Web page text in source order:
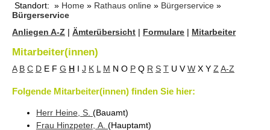
Standort: » Home » Rathaus online » Bürgerservice »
Bürgerservice
Anliegen A-Z | Ämterübersicht | Formulare | Mitarbeiter
Mitarbeiter(innen)
A B C D E F G H I J K L M N O P Q R S T U V W X Y Z A-Z
Folgende Mitarbeiter(innen) finden Sie hier:
Herr Heine , S. (Bauamt)
Frau Hinzpeter, A. (Hauptamt)